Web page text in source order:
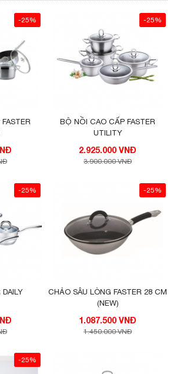
thuận tiện khi sử dụng
: khi sôi, ấm
báo hiệu cho bạn nên rất thuận tiện và
chóng và đun được trên mọi loại
với nhiều loại bếp như bếp điện,
-25%
VNĐ
-25%
BỘ NỒI CAO CẤP FASTER
UTILITY
2.925.000 VNĐ
3.900.000 VNĐ
-25%
VNĐ
-25%
CHẢO SÂU LÒNG FASTER 28 CM
(NEW)
1.087.500 VNĐ
1.450.000 VNĐ
-25%